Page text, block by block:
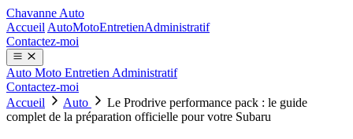
Chavanne Auto
Accueil AutoMotoEntretienAdministratif
Contactez-moi
Auto Moto Entretien Administratif
Contactez-moi
Accueil
Auto
Le Prodrive performance pack : le guide
complet de la préparation officielle pour votre Subaru